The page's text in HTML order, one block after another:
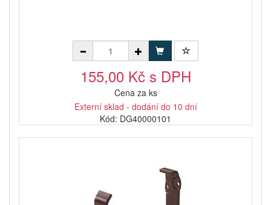
155,00 Kč s DPH
Cena za ks
Externí sklad - dodání do 10 dní
Kód: DG40000101